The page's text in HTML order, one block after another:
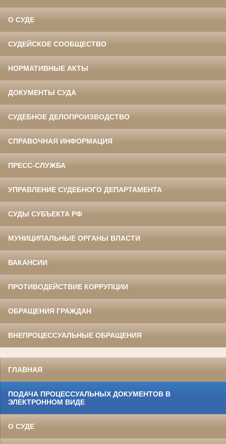
О СУДЕ
СУДЕЙСКОЕ СООБЩЕСТВО
НОРМАТИВНЫЕ АКТЫ
ДОКУМЕНТЫ СУДА
СУДЕБНОЕ ДЕЛОПРОИЗВОДСТВО
СПРАВОЧНАЯ ИНФОРМАЦИЯ
ПРЕСС-СЛУЖБА
УПРАВЛЕНИЕ СУДЕБНОГО ДЕПАРТАМЕНТА
СУДЫ СУБЪЕКТА РФ
МУНИЦИПАЛЬНЫЕ ОРГАНЫ ВЛАСТИ
ВАКАНСИИ
ПРОТИВОДЕЙСТВИЕ КОРРУПЦИИ
ОБРАЩЕНИЯ ГРАЖДАН
ВНЕПРОЦЕССУАЛЬНЫЕ ОБРАЩЕНИЯ
ГЛАВНАЯ
ПОДАЧА ПРОЦЕССУАЛЬНЫХ ДОКУМЕНТОВ В
ЭЛЕКТРОННОМ ВИДЕ
О СУДЕ